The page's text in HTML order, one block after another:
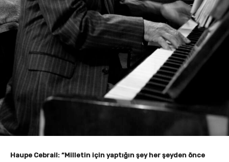
Haupe Cebrail: “Milletin için yaptığın şey her şeyden önce